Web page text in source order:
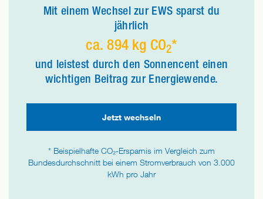
Mit einem Wechsel zur EWS sparst du
jährlich
ca. 894 kg CO2*
und leistest durch den Sonnencent einen
wichtigen Beitrag zur Energiewende.
Jetzt wechseln
* Beispielhafte CO₂-Ersparnis im Vergleich zum
Bundesdurchschnitt bei einem Stromverbrauch von 3.000
kWh pro Jahr